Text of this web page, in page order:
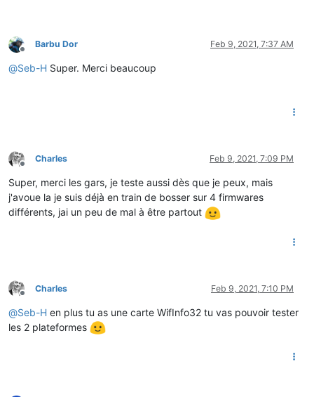
Offline
Barbu Dor Feb 9, 2021, 7:37 AM
@Seb-H Super. Merci beaucoup
Offline
Charles Feb 9, 2021, 7:09 PM
Super, merci les gars, je teste aussi dès que je peux, mais
j'avoue la je suis déjà en train de bosser sur 4 firmwares
différents, jai un peu de mal à être partout
Offline
Charles Feb 9, 2021, 7:10 PM
@Seb-H en plus tu as une carte WifInfo32 tu vas pouvoir tester
les 2 plateformes